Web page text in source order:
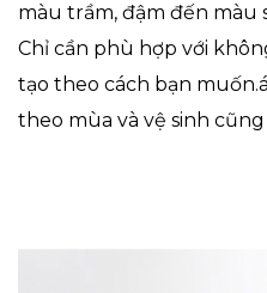
màu trầm, đậm đến màu
Chỉ cần phù hợp với
tạo theo cách bạn
theo mùa và vệ sinh